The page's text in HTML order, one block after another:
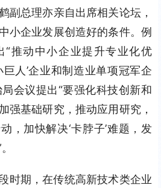
副总理亦亲自出席相关论坛，
小企业发展创造好的条件。例
“推动中小企业提升专业化优
人’企业和制造业单项冠军企
会议提出“要强化科技创新和
强基础研究，推动应用研究，
，加快解决‘卡脖子’难题，发
时期，在传统高新技术类企业